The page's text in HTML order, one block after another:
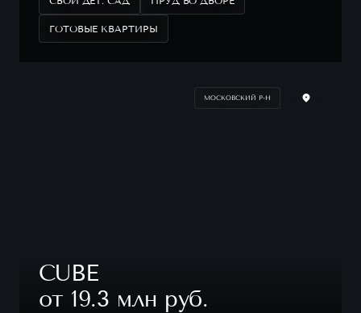
ГОТОВЫЕ КВАРТИРЫ
МОСКОВСКИЙ Р-Н
CUBE
от 19.3 млн руб.